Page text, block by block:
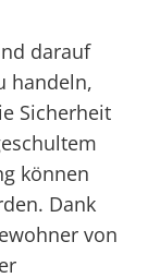
darauf
handeln,
Sicherheit
können
Dank
von